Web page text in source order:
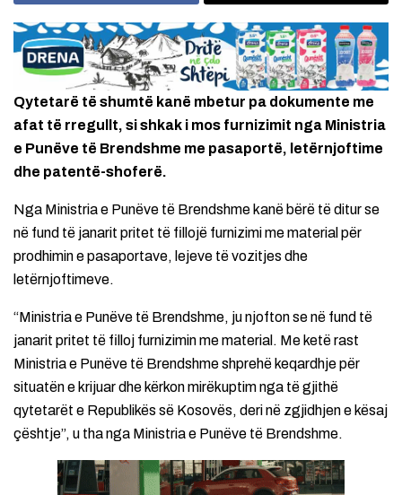
Qytetarë të shumtë kanë mbetur pa dokumente me
afat të rregullt, si shkak i mos furnizimit nga Ministria
e Punëve të Brendshme me pasaportë, letërnjoftime
dhe patentë-shoferë.
Nga Ministria e Punëve të Brendshme kanë bërë të ditur se
në fund të janarit pritet të fillojë furnizimi me material për
prodhimin e pasaportave, lejeve të vozitjes dhe
letërnjoftimeve.
“Ministria e Punëve të Brendshme, ju njofton se në fund të
janarit pritet të filloj furnizimin me material. Me ketë rast
Ministria e Punëve të Brendshme shprehë keqardhje për
situatën e krijuar dhe kërkon mirëkuptim nga të gjithë
qytetarët e Republikës së Kosovës, deri në zgjidhjen e kësaj
çështje”, u tha nga Ministria e Punëve të Brendshme.